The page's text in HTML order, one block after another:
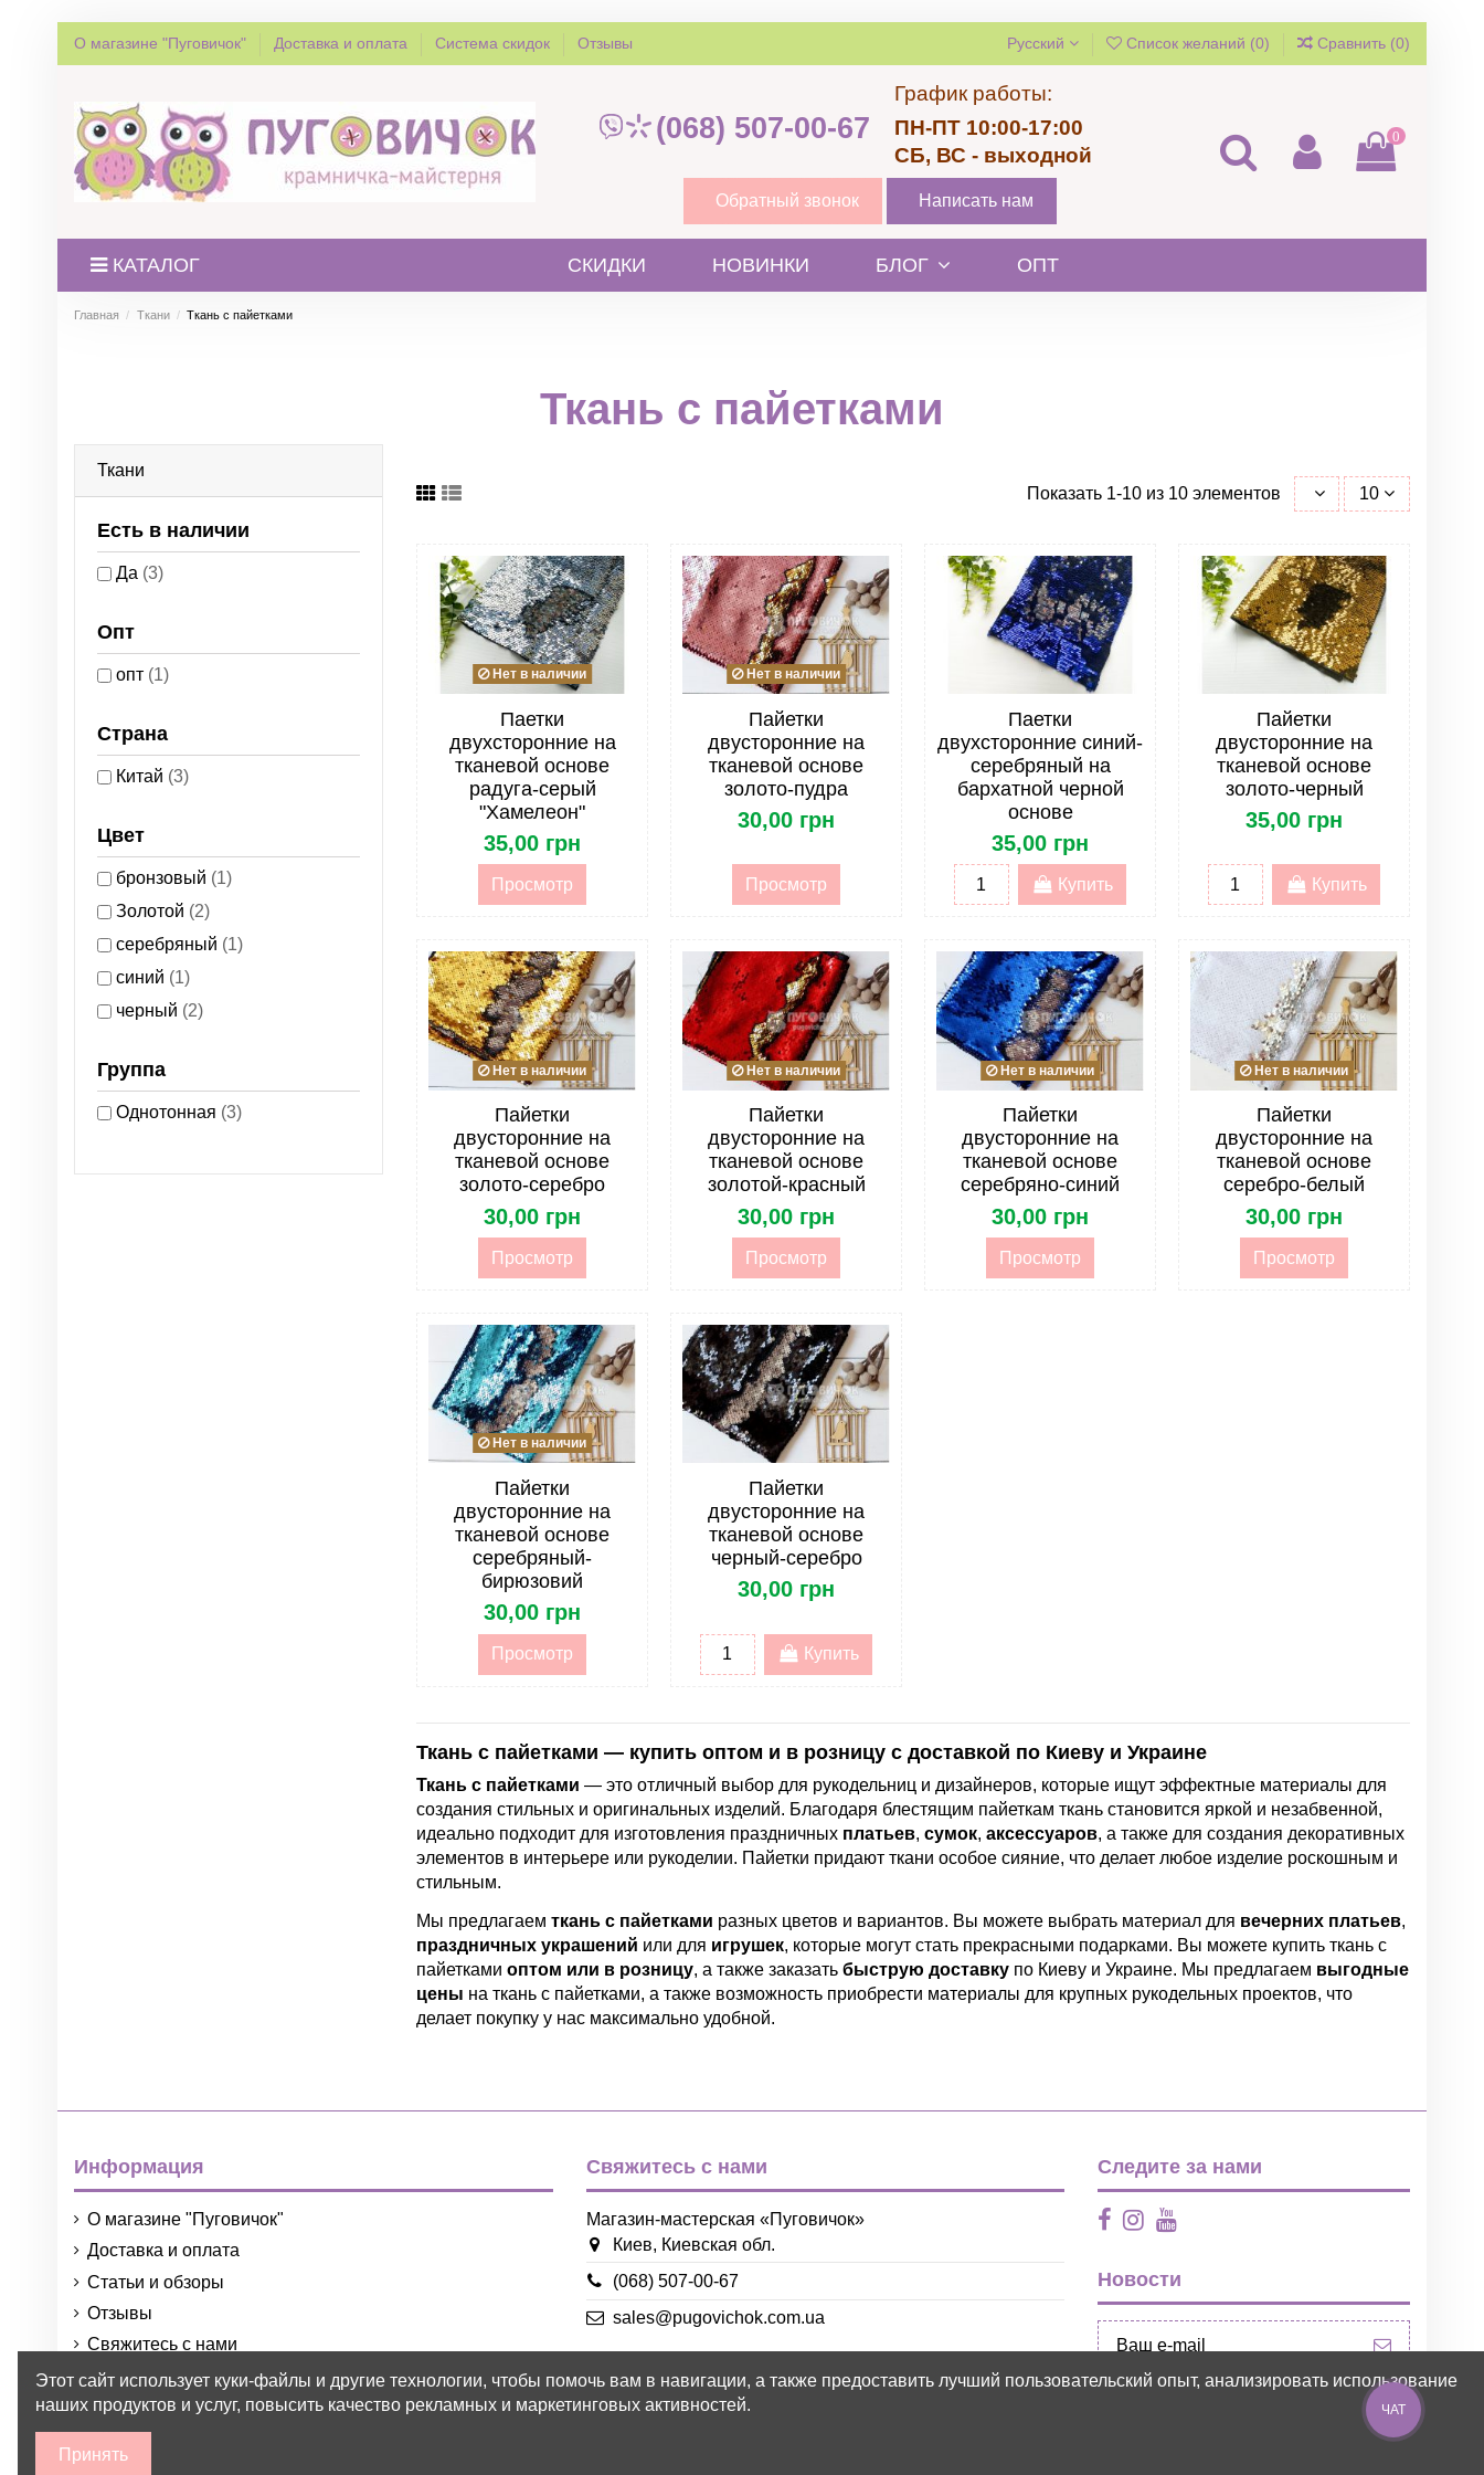
О магазине "Пуговичок" Доставка и оплата Система скидок Отзывы Русский Список желаний (0) Сравнить (0)
(068) 507-00-67
График работы:
ПН-ПТ 10:00-17:00
СБ, ВС - выходной
Обратный звонок Написать нам
0
КАТАЛОГ СКИДКИ НОВИНКИ БЛОГ ОПТ
Главная Ткани Ткань с пайетками
Ткань с пайетками
Показать 1-10 из 10 элементов 10
Нет в наличии
Паетки
двухсторонние на
тканевой основе
радуга-серый
"Хамелеон"
35,00 грн
Просмотр
Нет в наличии
Пайетки
двусторонние на
тканевой основе
золото-пудра
30,00 грн
Просмотр
Паетки
двухсторонние синий-
серебряный на
бархатной черной
основе
35,00 грн
Купить
Пайетки
двусторонние на
тканевой основе
золото-черный
35,00 грн
Купить
Нет в наличии
Пайетки
двусторонние на
тканевой основе
золото-серебро
30,00 грн
Просмотр
Нет в наличии
Пайетки
двусторонние на
тканевой основе
золотой-красный
30,00 грн
Просмотр
Нет в наличии
Пайетки
двусторонние на
тканевой основе
серебряно-синий
30,00 грн
Просмотр
Нет в наличии
Пайетки
двусторонние на
тканевой основе
серебро-белый
30,00 грн
Просмотр
Нет в наличии
Пайетки
двусторонние на
тканевой основе
серебряный-
бирюзовий
30,00 грн
Просмотр
Пайетки
двусторонние на
тканевой основе
черный-серебро
30,00 грн
Купить
Ткань с пайетками — купить оптом и в розницу с доставкой по Киеву и Украине
Ткань с пайетками — это отличный выбор для рукодельниц и дизайнеров, которые ищут эффектные материалы для
создания стильных и оригинальных изделий. Благодаря блестящим пайеткам ткань становится яркой и незабвенной,
идеально подходит для изготовления праздничных платьев, сумок, аксессуаров, а также для создания декоративных
элементов в интерьере или рукоделии. Пайетки придают ткани особое сияние, что делает любое изделие роскошным и
стильным.
Мы предлагаем ткань с пайетками разных цветов и вариантов. Вы можете выбрать материал для вечерних платьев,
праздничных украшений или для игрушек, которые могут стать прекрасными подарками. Вы можете купить ткань с
пайетками оптом или в розницу, а также заказать быструю доставку по Киеву и Украине. Мы предлагаем выгодные
цены на ткань с пайетками, а также возможность приобрести материалы для крупных рукодельных проектов, что
делает покупку у нас максимально удобной.
Ткани
Есть в наличии
Да (3)
Опт
опт (1)
Страна
Китай (3)
Цвет
бронзовый (1)
Золотой (2)
серебряный (1)
синий (1)
черный (2)
Группа
Однотонная (3)
Информация
О магазине "Пуговичок"
Доставка и оплата
Статьи и обзоры
Отзывы
Свяжитесь с нами
Порядок и условия использования
Свяжитесь с нами
Магазин-мастерская «Пуговичок»
Киев, Киевская обл.
(068) 507-00-67
sales@pugovichok.com.ua
Следите за нами
Новости
2015-2026 © Пуговичок ™
Этот сайт использует куки-файлы и другие технологии, чтобы помочь вам в навигации, а также предоставить лучший пользовательский опыт, анализировать использование
наших продуктов и услуг, повысить качество рекламных и маркетинговых активностей.
Принять
ЧАТ